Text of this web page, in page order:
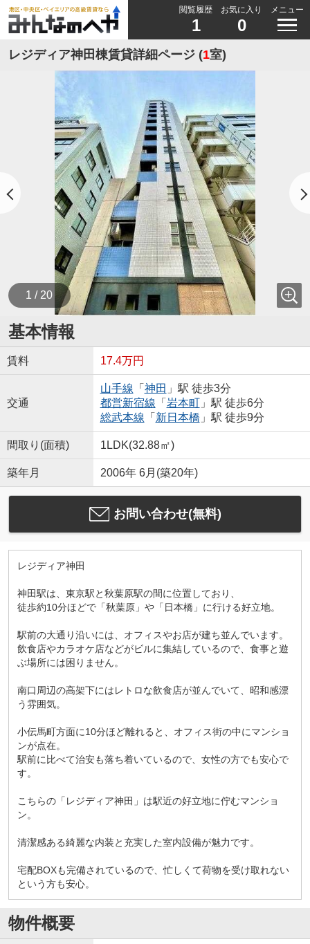
閲覧履歴
1
お気に入り
0
メニュー
レジディア神田棟賃貸詳細ページ (1室)
1 / 20
基本情報
賃料 17.4万円
交通
山手線 「 神田 」駅 徒歩3分
都営新宿線 「 岩本町」駅 徒歩6分
総武本線 「 新日本橋 」駅 徒歩9分
間取り(面積) 1LDK(32.88㎡)
築年月 2006年 6月(築20年)
お問い合わせ(無料)
レジディア神田
神田駅は、東京駅と秋葉原駅の間に位置しており、
徒歩約10分ほどで「秋葉原」や「日本橋」に行ける好立地。
駅前の大通り沿いには、オフィスやお店が建ち並んでいます。
飲食店やカラオケ店などがビルに集結しているので、食事と遊
ぶ場所には困りません。
南口周辺の高架下にはレトロな飲食店が並んでいて、昭和感漂
う雰囲気。
小伝馬町方面に10分ほど離れると、オフィス街の中にマンショ
ンが点在。
駅前に比べて治安も落ち着いているので、女性の方でも安心で
す。
こちらの「レジディア神田」は駅近の好立地に佇むマンショ
ン。
清潔感ある綺麗な内装と充実した室内設備が魅力です。
宅配BOXも完備されているので、忙しくて荷物を受け取れない
という方も安心。
物件概要